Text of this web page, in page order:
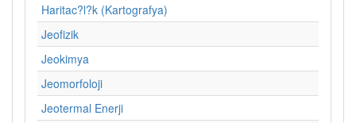
Haritac?l?k (Kartografya)
Jeofizik
Jeokimya
Jeomorfoloji
Jeotermal Enerji